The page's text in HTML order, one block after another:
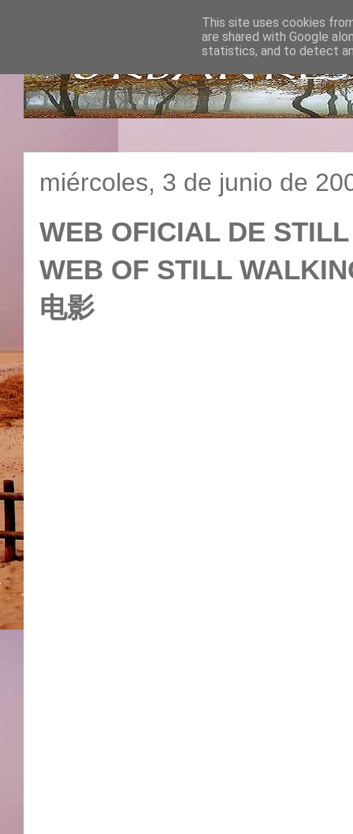
miércoles, 3 de junio de
WEB OFICIAL DE
WEB OF STILL
电影
This site uses cookies
are shared with Google
statistics, and to detect